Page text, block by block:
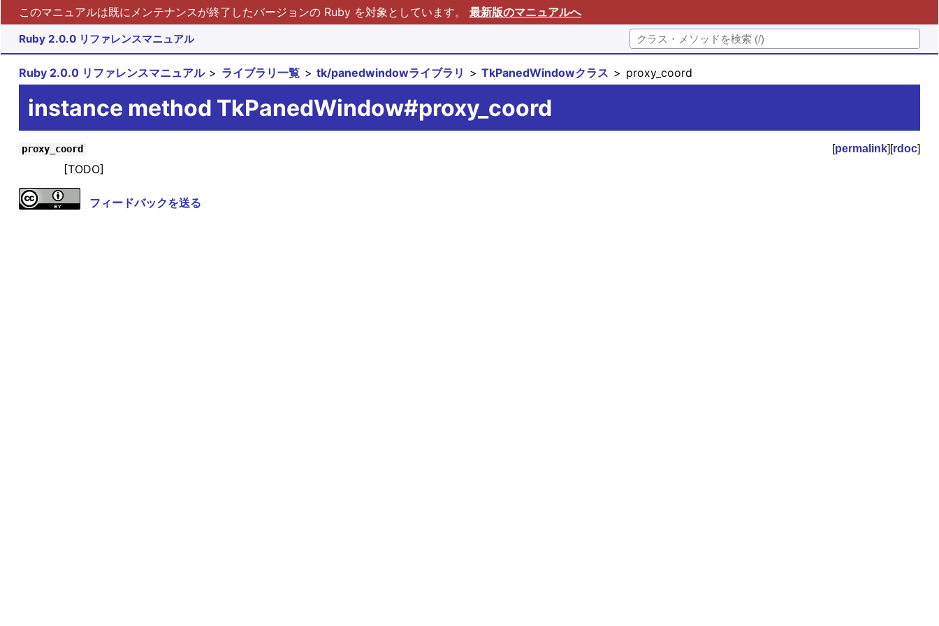
このマニュアルは既にメンテナンスが終了したバージョンの Ruby を対象としています。 最新版のマニュアルへ
Ruby 2.0.0 リファレンスマニュアル
Ruby 2.0.0 リファレンスマニュアル ライブラリ一覧 tk/panedwindowライブラリ TkPanedWindowクラス proxy_coord
instance method TkPanedWindow#proxy_coord
proxy_coord [permalink][rdoc]
[TODO]
フィードバックを送る